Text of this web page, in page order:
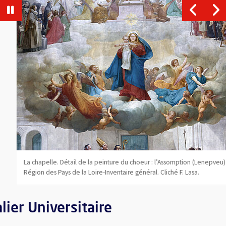
Vue agrandie de l'image
La chapelle. Détail de la peinture du choeur : l’Assomption (Lenepveu) ©
Région des Pays de la Loire-Inventaire général. Cliché F. Lasa.
Universitaire